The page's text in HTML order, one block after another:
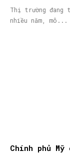
Thị trường đang
nhiều năm, mô...
Chính phủ